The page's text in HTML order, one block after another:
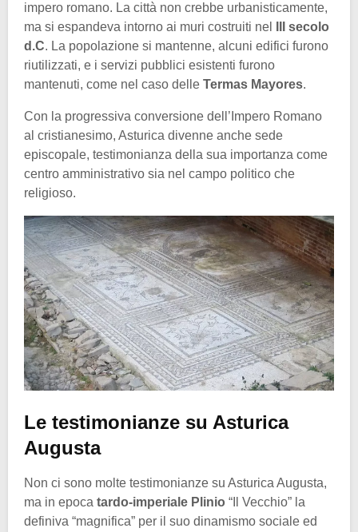
impero romano. La città non crebbe urbanisticamente,
ma si espandeva intorno ai muri costruiti nel
III secolo
d.C. La popolazione si mantenne, alcuni edifici furono
riutilizzati, e i servizi pubblici esistenti furono
mantenuti, come nel caso delle Termas Mayores.
Con la progressiva conversione dell’Impero Romano
al cristianesimo, Asturica divenne anche sede
episcopale, testimonianza della sua importanza come
centro amministrativo sia nel campo politico che
religioso.
Le testimonianze su Asturica
Augusta
Non ci sono molte testimonianze su Asturica Augusta,
ma in epoca tardo-imperiale Plinio “Il Vecchio” la
definiva “magnifica” per il suo dinamismo sociale ed